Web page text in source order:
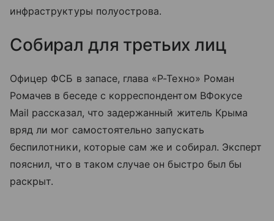
инфраструктуры полуострова.
Собирал для третьих лиц
Офицер ФСБ в запасе, глава «Р-Техно» Роман
Ромачев в беседе с корреспондентом ВФокусе
Mail рассказал, что задержанный житель Крыма
вряд ли мог самостоятельно запускать
беспилотники, которые сам же и собирал. Эксперт
пояснил, что в таком случае он быстро был бы
раскрыт.